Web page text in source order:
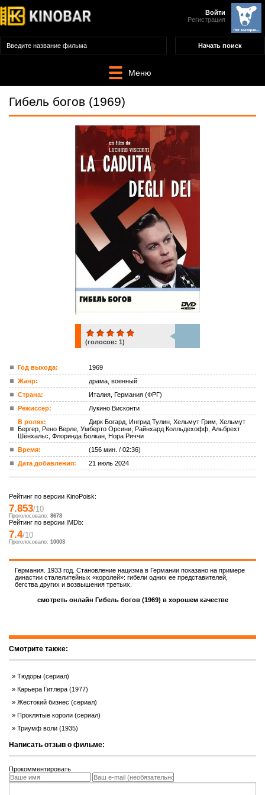
Войти
Регистрация
Меню
Гибель богов (1969)
ком.
(голосов: 1)
Год выхода:
1969
Жанр:
драма, военный
Страна:
Италия, Германия (ФРГ)
Режиссер:
Лукино Висконти
В ролях:
Дирк Богард, Ингрид Тулин, Хельмут Грим, Хельмут
Бергер, Рено Верле, Умберто Орсини, Райнхард Колльдехофф, Альбрехт
Шёнхальс, Флоринда Болкан, Нора Риччи
Время:
(156 мин. / 02:36)
Дата добавления:
21 июль 2024
Рейтинг по версии KinoPoisk:
7.853/10
Проголосовало: 8678
Рейтинг по версии IMDb:
7.4/10
Проголосовало: 10003
Германия. 1933 год. Становление нацизма в Германии показано на примере
династии сталелитейных «королей»: гибели одних ее представителей,
бегства других и возвышения третьих.
смотреть онлайн Гибель богов (1969) в хорошем качестве
Смотрите также:
Тюдоры (сериал)
Карьера Гитлера (1977)
Жестокий бизнес (сериал)
Проклятые короли (сериал)
Триумф воли (1935)
Написать отзыв о фильме:
Прокомментировать